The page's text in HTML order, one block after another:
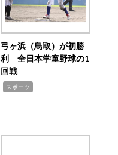
弓ヶ浜（鳥取）が初勝
利 全日本学童野球の1
回戦
スポーツ